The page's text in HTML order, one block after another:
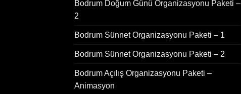
Bodrum Doğum Günü Organizasyonu Paketi –
2
Bodrum Sünnet Organizasyonu Paketi – 1
Bodrum Sünnet Organizasyonu Paketi – 2
Bodrum Açılış Organizasyonu Paketi –
Animasyon